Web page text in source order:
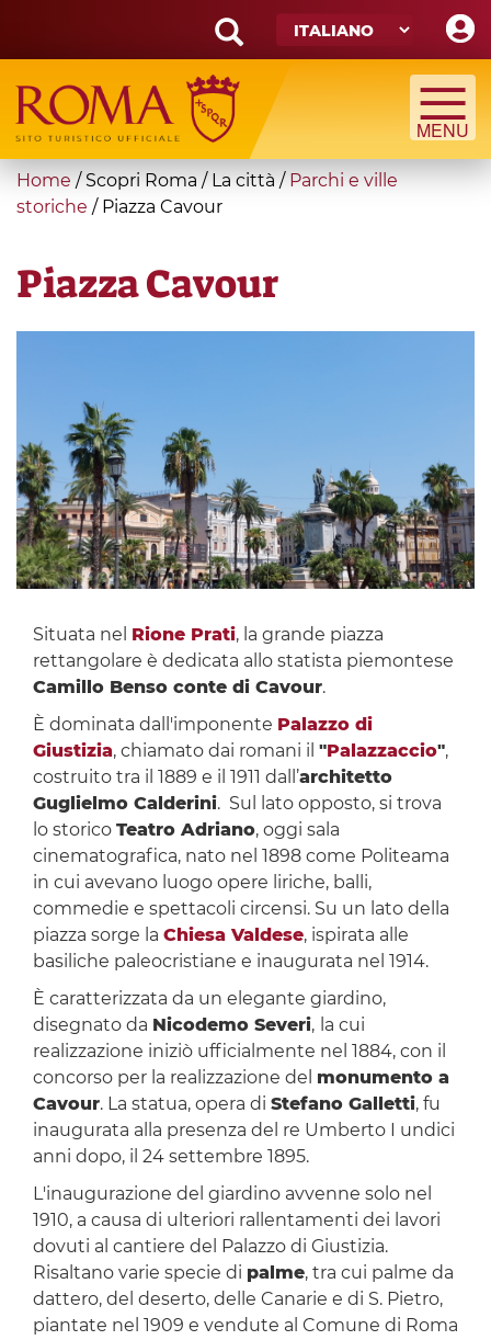
main
content
Search
form
Cerca
You
are
Home / Scopri Roma / La città / Parchi e ville
storiche / Piazza Cavour
Piazza Cavour
Situata nel Rione Prati, la grande piazza
rettangolare è dedicata allo statista piemontese
Camillo Benso conte di Cavour.
È dominata dall'imponente Palazzo di
Giustizia, chiamato dai romani il "Palazzaccio",
costruito tra il 1889 e il 1911 dall’architetto
Guglielmo Calderini. Sul lato opposto, si trova
lo storico Teatro Adriano, oggi sala
cinematografica, nato nel 1898 come Politeama
in cui avevano luogo opere liriche, balli,
commedie e spettacoli circensi. Su un lato della
piazza sorge la Chiesa Valdese, ispirata alle
basiliche paleocristiane e inaugurata nel 1914.
È caratterizzata da un elegante giardino,
disegnato da Nicodemo Severi, la cui
realizzazione iniziò ufficialmente nel 1884, con il
concorso per la realizzazione del monumento a
Cavour. La statua, opera di Stefano Galletti, fu
inaugurata alla presenza del re Umberto I undici
anni dopo, il 24 settembre 1895.
L'inaugurazione del giardino avvenne solo nel
1910, a causa di ulteriori rallentamenti dei lavori
dovuti al cantiere del Palazzo di Giustizia.
Risaltano varie specie di palme, tra cui palme da
dattero, del deserto, delle Canarie e di S. Pietro,
piantate nel 1909 e vendute al Comune di Roma